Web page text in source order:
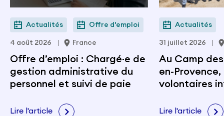
Actualités Offre d'emploi
4 août 2026 France
Offre d’emploi : Chargé·e de
gestion administrative du
personnel et suivi de paie
Lire l'article
Actualités
31 juillet 2026
Au Camp
en-
volontaires
citoyenneté
Lire l'article